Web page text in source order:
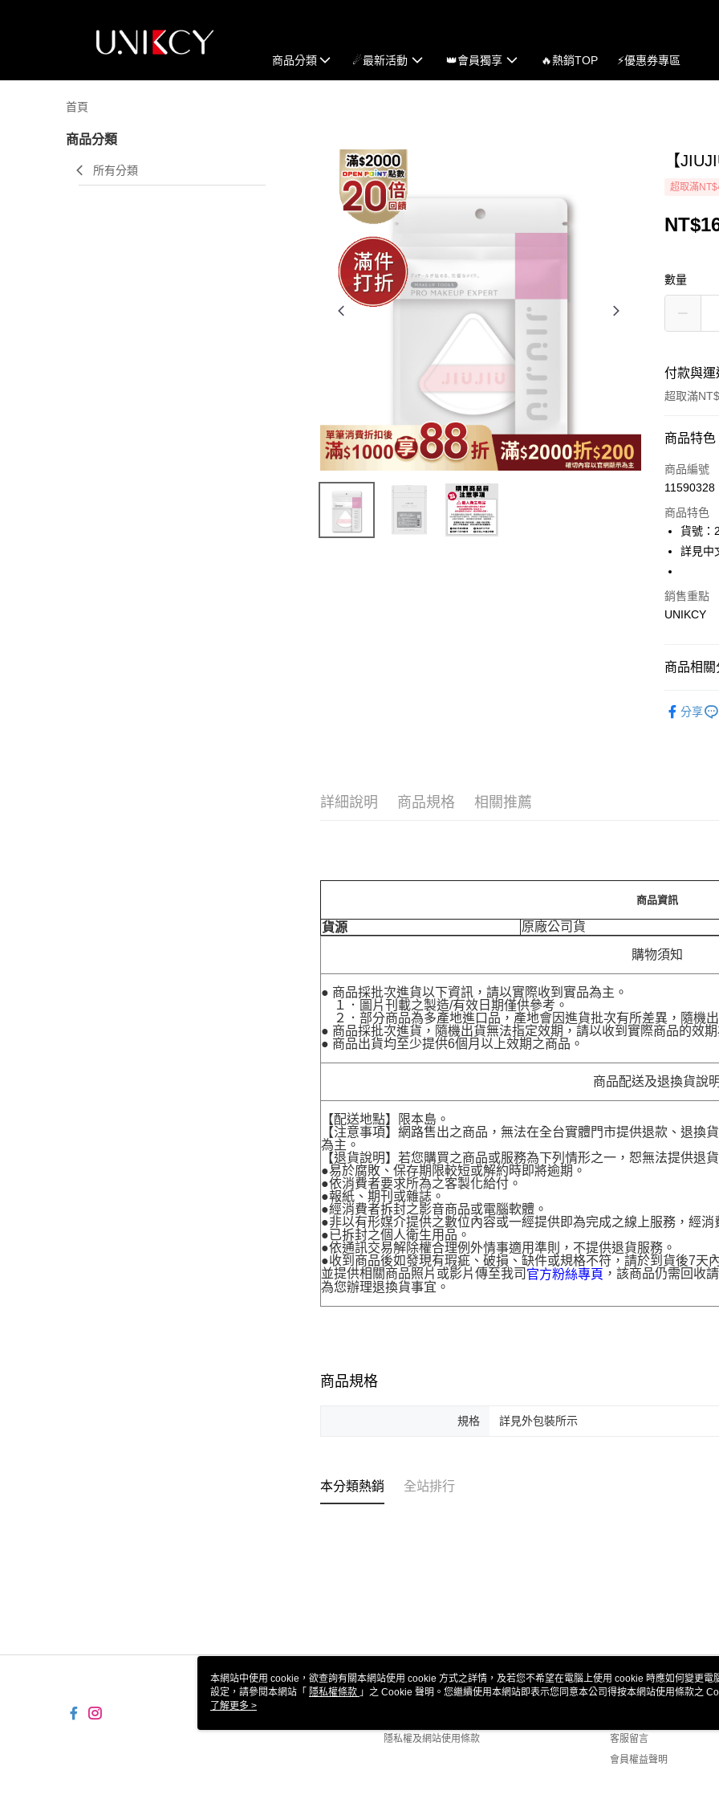
商品分類 ☄最新活動 👑會員獨享 🔥熱銷TOP ⚡優惠券專區
首頁
商品分類
所有分類
【
超取滿
數量
付款與運
超取滿
付款方式
icash Pay
超商取貨
LINE Pay
街口支付
Google
每筆
商品特色
商品編號
11590328
商品特色
貨號：
詳見中
銷售重點
UNIKCY
商品相關
分享
詳細說明 商品規格 相關推薦
商品資訊
貨源 原廠公司貨
購物須知
● 商品採批次進貨以下資訊，請以實際收到實品為主。
１．圖片刊載之製造/有效日期僅供參考。
２．部分商品為多產地進口品，產地會因進貨批次有所差異，隨機出
● 商品採批次進貨，隨機出貨無法指定效期，請以收到實際商品的效期
● 商品出貨均至少提供6個月以上效期之商品。
商品配送及退換貨說明
【配送地點】限本島。
【注意事項】網路售出之商品，無法在全台實體門市提供退款、退換
為主。
【退貨說明】若您購買之商品或服務為下列情形之一，恕無法提供退貨
●易於腐敗、保存期限較短或解約時即將逾期。
●依消費者要求所為之客製化給付。
●報紙、期刊或雜誌。
●經消費者拆封之影音商品或電腦軟體。
●非以有形媒介提供之數位內容或一經提供即為完成之線上服務，經消
●已拆封之個人衛生用品。
●依通訊交易解除權合理例外情事適用準則，不提供退貨服務。
●收到商品後如發現有瑕疵、破損、缺件或規格不符，請於到貨後7天
並提供相關商品照片或影片傳至我司 官方粉絲專頁 ，該商品仍需回收
為您辦理退換貨事宜。
商品規格
規格 詳見外包裝所示
本分類熱銷 全站排行
關於我們
隱私權及網站使用條款
客服資訊
客服留言
會員權益聲明
本網站中使用 cookie，欲查詢有關本網站使用 cookie 方式之詳情，及若您不希望在電腦上使用 cookie 時應如何變更電
設定，請參閱本網站「 隱私權條款 」之 Cookie 聲明。您繼續使用本網站即表示您同意本公司得按本網站使用條款之
使用 cookie。
了解更多 >